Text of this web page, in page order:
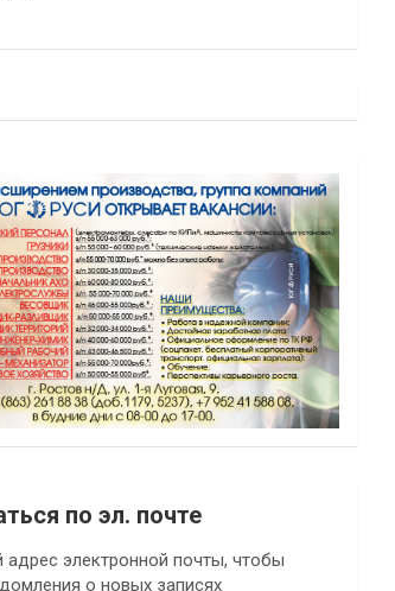
по эл. почте
адрес электронной почты, чтобы
о новых записях